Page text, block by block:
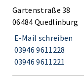
Gartenstraße 38
06484 Quedlinburg
E-Mail schreiben
03946 9611228
03946 9611221